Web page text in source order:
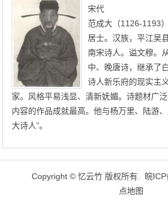
宋代
范成大（1126-1193
居士。汉族，平江吴
南宋诗人。谥文穆。
中、晚唐诗，继承了
诗人新乐府的现实主
家。风格平易浅显、清新妩媚。诗题材广
内容的作品成就最高。他与杨万里、陆游
大诗人”。
Copyright © 忆云竹 版权所有. 皖
点地图